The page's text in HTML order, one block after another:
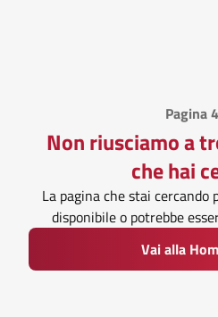
Pagina
Non riusciamo a
che hai
La pagina che stai cercando
disponibile o potrebbe
Vai alla